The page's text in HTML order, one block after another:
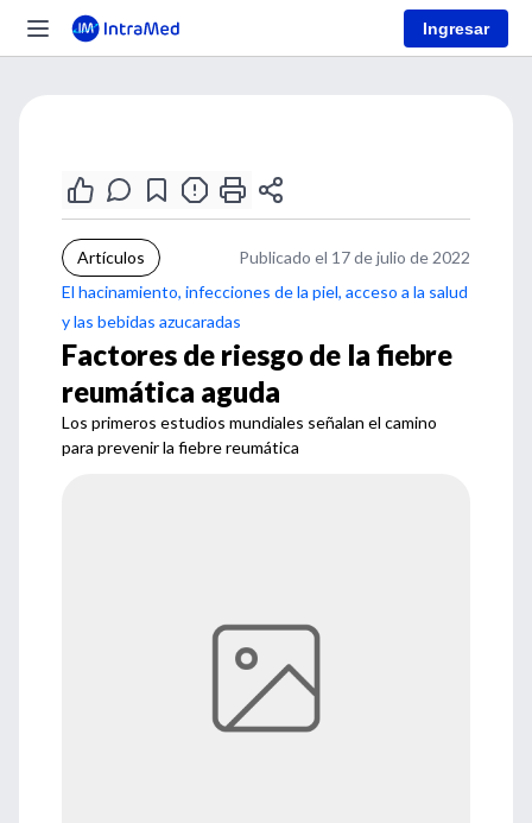
Ingresar
Artículos
Publicado el 17 de julio de 2022
El hacinamiento, infecciones de la piel, acceso a la salud
y las bebidas azucaradas
Factores de riesgo de la fiebre
reumática aguda
Los primeros estudios mundiales señalan el camino
para prevenir la fiebre reumática